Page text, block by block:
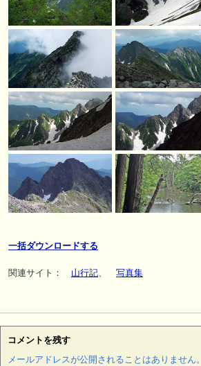
一括ダウンロードする
関連サイト： 山行記、 写真集
コメントを残す
メールアドレスが公開されることはありません。